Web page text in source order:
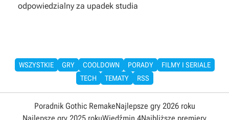
odpowiedzialny za upadek studia
WSZYSTKIE GRY COOLDOWN PORADY
FILMY I SERIALE
TECH
TEMATY RSS
Poradnik Gothic RemakeNajlepsze gry 2026 roku
Najlepsze gry 2025 rokuWiedźmin 4Najbliższe premiery